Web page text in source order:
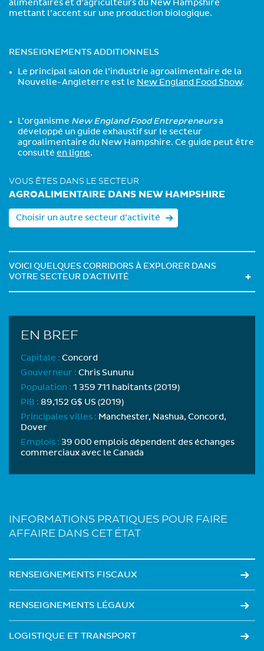
alimentaires et d’agriculteurs du New Hampshire
mettant l’accent sur une production biologique.
RENSEIGNEMENTS ADDITIONNELS
Le principal salon de l’industrie agroalimentaire de la
Nouvelle-Angleterre est le New England Food Show.
L’organisme New England Food Entrepreneursa
développé un guide exhaustif sur le secteur
agroalimentaire du New Hampshire. Ce guide peut être
consulté en ligne.
VOUS ÊTES DANS LE SECTEUR
AGROALIMENTAIRE DANS NEW HAMPSHIRE
Choisir un autre secteur d’activité
VOICI QUELQUES CORRIDORS À EXPLORER DANS
VOTRE SECTEUR D'ACTIVITÉ
EN BREF
Capitale : Concord
Gouverneur : Chris Sununu
Population : 1 359 711 habitants (2019)
PIB : 89,152 G$ US (2019)
Principales villes : Manchester, Nashua, Concord,
Dover
Emplois : 39 000 emplois dépendent des échanges
commerciaux avec le Canada
INFORMATIONS PRATIQUES POUR FAIRE
AFFAIRE DANS CET ÉTAT
RENSEIGNEMENTS FISCAUX
RENSEIGNEMENTS LÉGAUX
LOGISTIQUE ET TRANSPORT